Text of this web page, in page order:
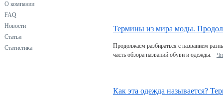
О компании
FAQ
Новости
Статьи
Статистика
Термины из мира моды.
Продолжаем разбираться с названием
часть обзора названий обуви и одежды.
Как эта одежда называется?